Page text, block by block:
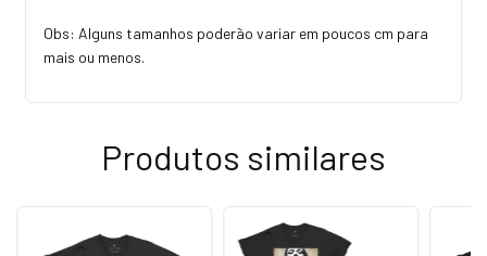
Obs: Alguns tamanhos poderão variar em poucos cm para
mais ou menos.
Produtos similares